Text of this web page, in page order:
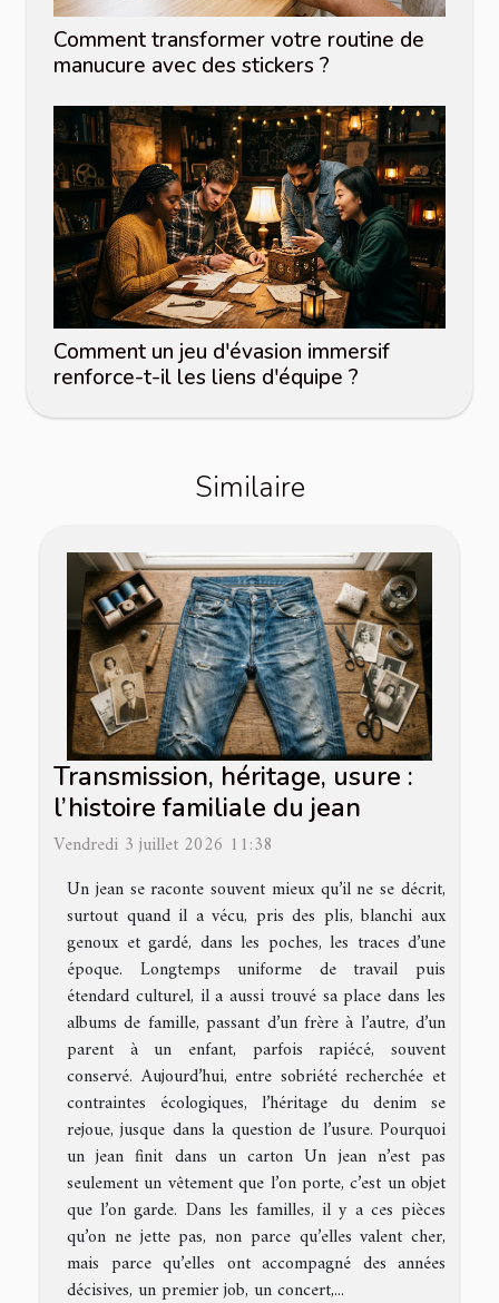
Comment transformer votre routine de
manucure avec des stickers ?
Comment un jeu d'évasion immersif
renforce-t-il les liens d'équipe ?
Similaire
Transmission, héritage, usure :
l’histoire familiale du jean
Vendredi 3 juillet 2026 11:38
Un jean se raconte souvent mieux qu’il ne se décrit,
surtout quand il a vécu, pris des plis, blanchi aux
genoux et gardé, dans les poches, les traces d’une
époque. Longtemps uniforme de travail puis
étendard culturel, il a aussi trouvé sa place dans les
albums de famille, passant d’un frère à l’autre, d’un
parent à un enfant, parfois rapiécé, souvent
conservé. Aujourd’hui, entre sobriété recherchée et
contraintes écologiques, l’héritage du denim se
rejoue, jusque dans la question de l’usure. Pourquoi
un jean finit dans un carton Un jean n’est pas
seulement un vêtement que l’on porte, c’est un objet
que l’on garde. Dans les familles, il y a ces pièces
qu’on ne jette pas, non parce qu’elles valent cher,
mais parce qu’elles ont accompagné des années
décisives, un premier job, un concert,...